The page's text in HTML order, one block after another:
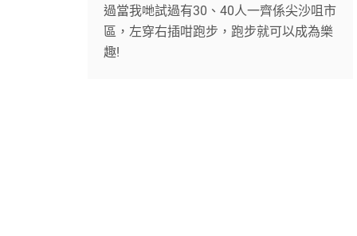
過當我哋試過有30、40人一齊係尖沙咀市
區，左穿右插咁跑步，跑步就可以成為樂
趣!